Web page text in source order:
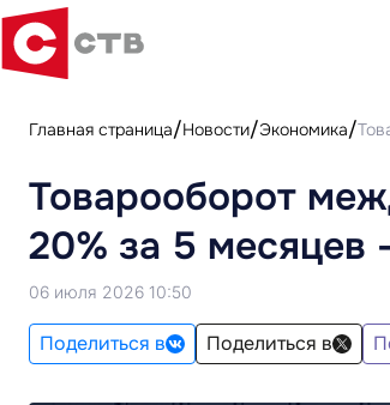
Главная страница Новости Экономика
Товарооборот
20% за 5 месяцев
06 июля 2026 10:50
Поделиться в Поделиться в